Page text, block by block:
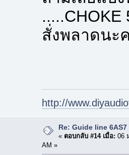
สั่งพลาดนะ
http://
Re: Guide line
« ตอบกลับ #14 เมื่อ: 06
AM »